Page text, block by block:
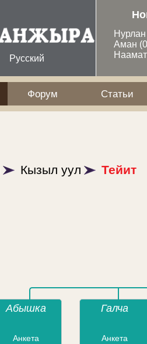
Русский
Аман
Форум Статьи
Кызыл уул Тейит
Абышка
Анкета
Галча
Анкета